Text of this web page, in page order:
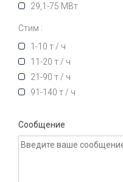
29,1-75 МВт
Стим :
1-10 т / ч
11-20 т / ч
21-90 т / ч
91-140 т / ч
Сообщение